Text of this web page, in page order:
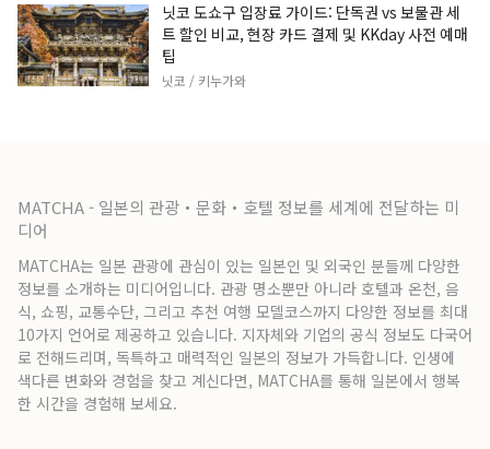
닛코 도쇼구 입장료 가이드: 단독권 vs 보물관 세
트 할인 비교, 현장 카드 결제 및 KKday 사전 예매
팁
닛코 / 키누가와
MATCHA - 일본의 관광・문화・호텔 정보를 세계에 전달하는 미
디어
MATCHA는 일본 관광에 관심이 있는 일본인 및 외국인 분들께 다양한
정보를 소개하는 미디어입니다. 관광 명소뿐만 아니라 호텔과 온천, 음
식, 쇼핑, 교통수단, 그리고 추천 여행 모델코스까지 다양한 정보를 최대
10가지 언어로 제공하고 있습니다. 지자체와 기업의 공식 정보도 다국어
로 전해드리며, 독특하고 매력적인 일본의 정보가 가득합니다. 인생에
색다른 변화와 경험을 찾고 계신다면, MATCHA를 통해 일본에서 행복
한 시간을 경험해 보세요.